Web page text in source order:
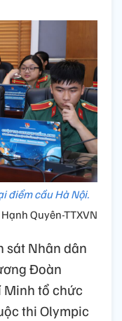
điểm cầu Hà Nội.
Quyên-TTXVN
sát Nhân dân
Đoàn
Minh tổ chức
thi Olympic